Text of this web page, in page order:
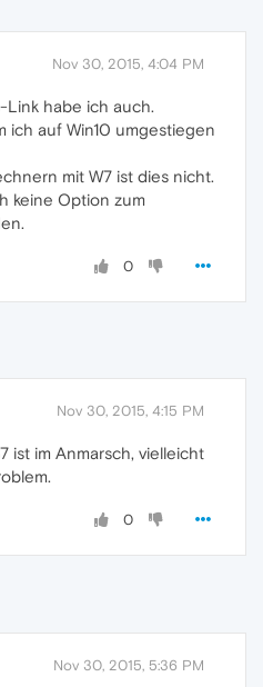
Nov 30, 2015, 4:04 PM
Link habe ich auch.
ich auf Win10 umgestiegen
mit W7 ist dies nicht.
keine Option zum
0
Nov 30, 2015, 4:15 PM
ist im Anmarsch, vielleicht
0
Nov 30, 2015, 5:36 PM